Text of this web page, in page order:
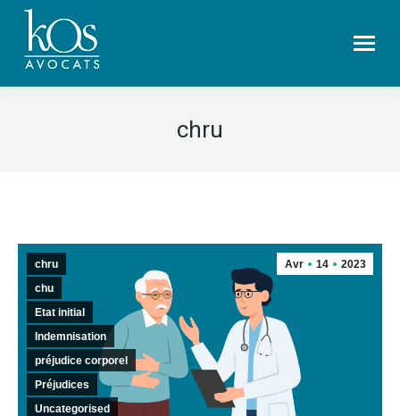
chru
Avr 14 2023
chru
chu
Etat initial
Indemnisation
préjudice corporel
Préjudices
Uncategorised